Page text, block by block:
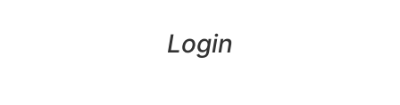
Login